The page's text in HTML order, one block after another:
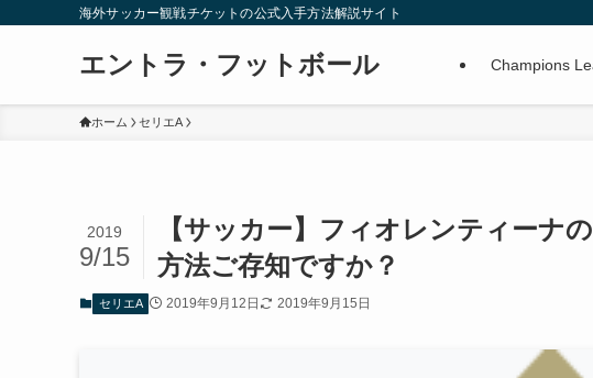
海外サッカー観戦チケットの公式入手方法解説サイト
エントラ・フットボール Champions
ホーム セリエA
【サッカー】フィオレンティーナ
方法ご存知ですか？
2019
9/15
セリエA 2019年9月12日 2019年9月15日